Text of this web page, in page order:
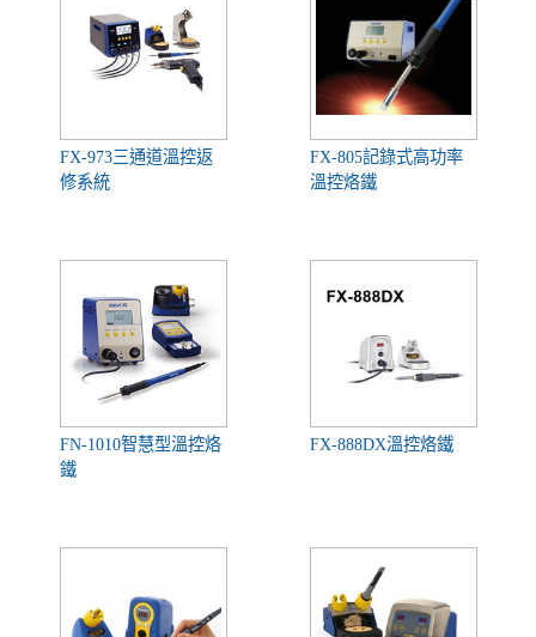
FX-973三通道溫控返
修系統
FX-805記錄式高功率
溫控烙鐵
FN-1010智慧型溫控烙
鐵
FX-888DX溫控烙鐵